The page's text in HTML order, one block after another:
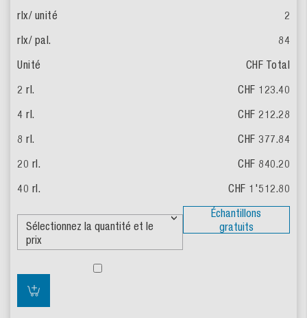
2
84
CHF Total
CHF 123.40
CHF 212.28
CHF 377.84
CHF 840.20
CHF 1'512.80
Échantillons
gratuits